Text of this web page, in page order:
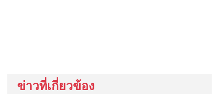
ข่าวที่เกี่ยวข้อง